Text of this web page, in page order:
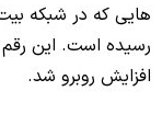
هایی که در شبکه
افزایش روبرو شد.